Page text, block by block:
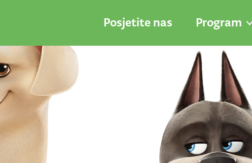
Posjetite nas Program